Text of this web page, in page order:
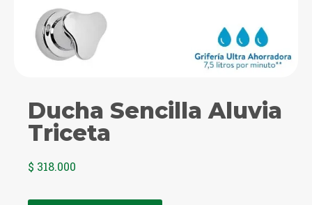
Ducha Sencilla Aluvia
Triceta
$ 318.000